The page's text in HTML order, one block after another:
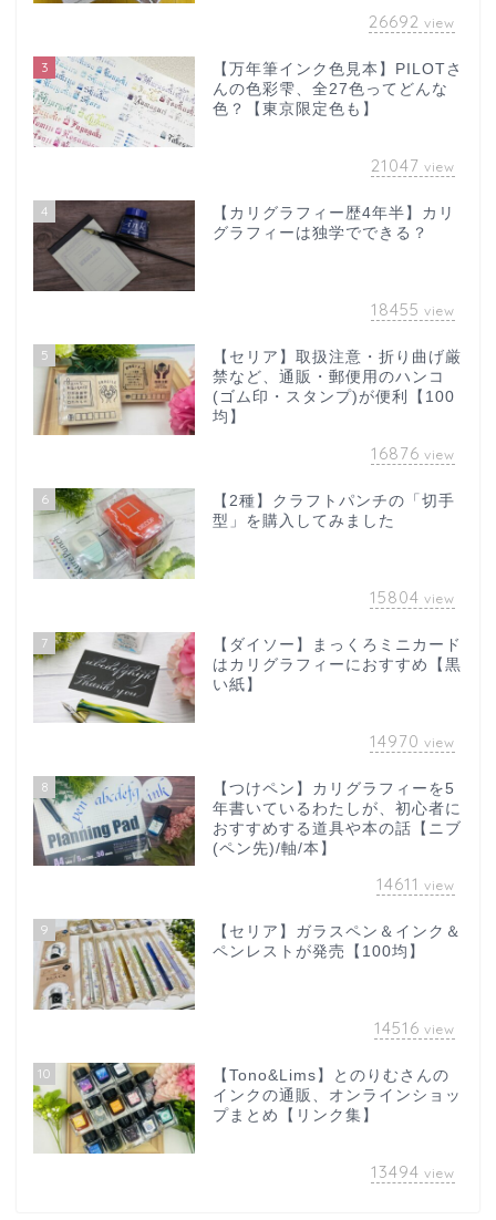
26692 view
3
【万年筆インク色見本】PILOTさ
んの色彩雫、全27色ってどんな
色？【東京限定色も】
21047 view
4
【カリグラフィー歴4年半】カリ
グラフィーは独学でできる？
18455 view
5
【セリア】取扱注意・折り曲げ厳
禁など、通販・郵便用のハンコ
(ゴム印・スタンプ)が便利【100
均】
16876 view
6
【2種】クラフトパンチの「切手
型」を購入してみました
15804 view
7
【ダイソー】まっくろミニカード
はカリグラフィーにおすすめ【黒
い紙】
14970 view
8
【つけペン】カリグラフィーを5
年書いているわたしが、初心者に
おすすめする道具や本の話【ニブ
(ペン先)/軸/本】
14611 view
9
【セリア】ガラスペン＆インク＆
ペンレストが発売【100均】
14516 view
10
【Tono&Lims】とのりむさんの
インクの通販、オンラインショッ
プまとめ【リンク集】
13494 view